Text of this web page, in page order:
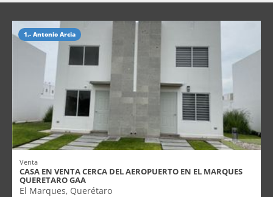
1.- Antonio Arcia
Venta
CASA EN VENTA CERCA DEL AEROPUERTO EN EL MARQUES
QUERETARO GAA
El Marques, Querétaro